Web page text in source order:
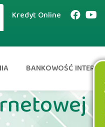
Kredyt Online
BANKOWOŚĆ